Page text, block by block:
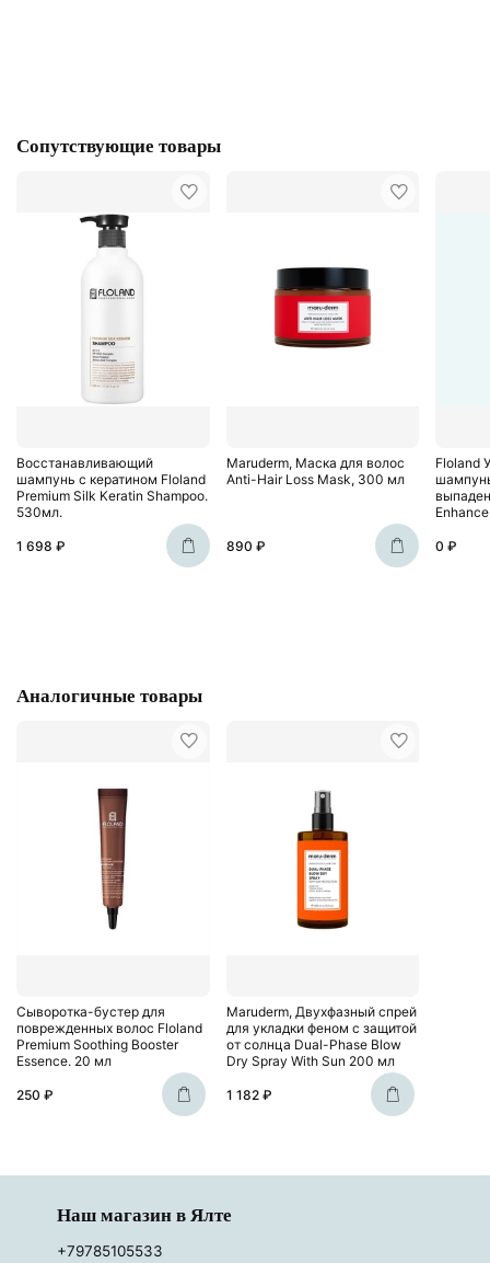
Сопутствующие товары
Восстанавливающий
шампунь с кератином Floland
Premium Silk Keratin Shampoo.
530мл.
1 698 ₽
Maruderm, Маска для волос
Anti-Hair Loss Mask, 300 мл
890 ₽
Floland
0 ₽
Аналогичные товары
Сыворотка-бустер для
поврежденных волос Floland
Premium Soothing Booster
Essence. 20 мл
250 ₽
Maruderm, Двухфазный спрей
для укладки феном с защитой
от солнца Dual-Phase Blow
Dry Spray With Sun 200 мл
1 182 ₽
Наш магазин в Ялте
+79785105533